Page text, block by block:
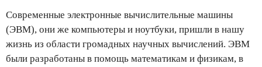
Современные электронные вычислительные машины
(ЭВМ), они же компьютеры и ноутбуки, пришли в нашу
жизнь из области громадных научных вычислений. ЭВМ
были разработаны в помощь математикам и физикам, в